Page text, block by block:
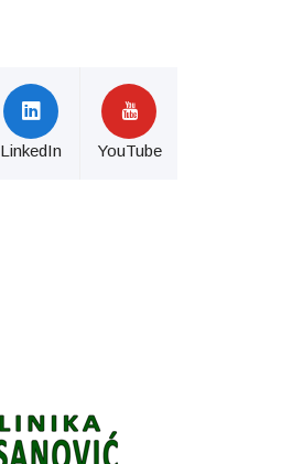
LinkedIn YouTube